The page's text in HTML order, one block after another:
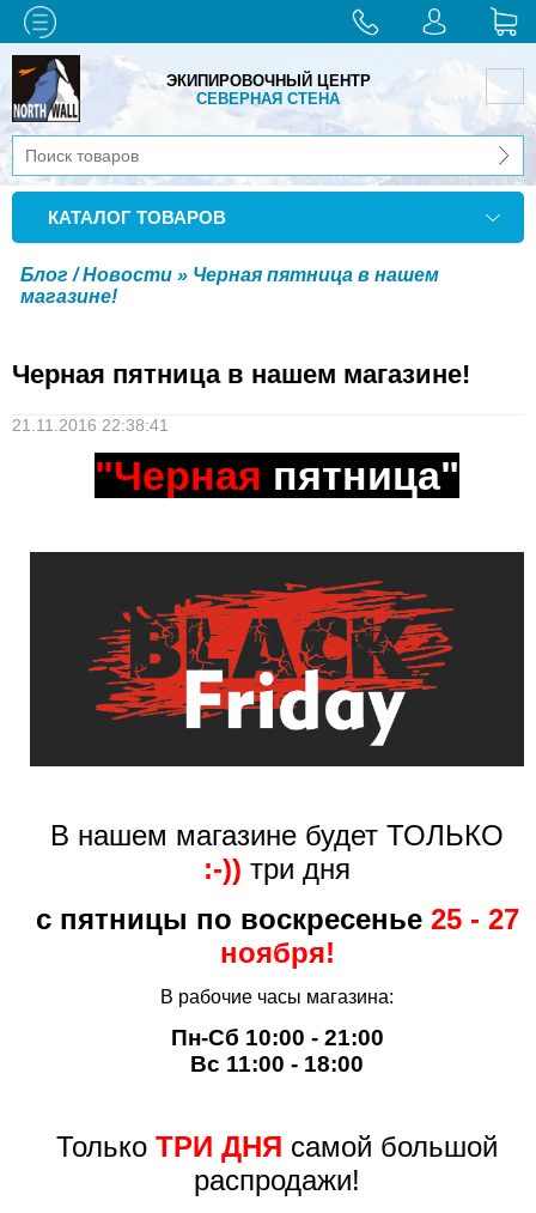
ЭКИПИРОВОЧНЫЙ ЦЕНТР
СЕВЕРНАЯ СТЕНА
КАТАЛОГ ТОВАРОВ
Блог / Новости » Черная пятница в нашем
магазине!
Черная пятница в нашем магазине!
21.11.2016 22:38:41
"Черная пятница"
В нашем магазине будет ТОЛЬКО
:-)) три дня
с пятницы по воскресенье25 - 27
ноября!
В рабочие часы магазина:
Пн-Сб 10:00 - 21:00
Вс 11:00 - 18:00
Только ТРИ ДНЯ самой большой
распродажи!